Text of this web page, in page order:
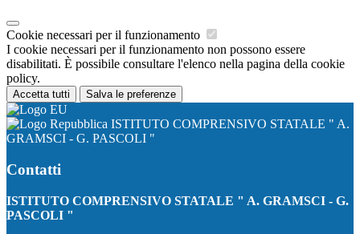
Cookie necessari per il funzionamento
I cookie necessari per il funzionamento non possono essere
disabilitati. È possibile consultare l'elenco nella pagina della cookie
policy.
Accetta tutti Salva le preferenze
ISTITUTO COMPRENSIVO STATALE " A.
GRAMSCI - G. PASCOLI "
Contatti
ISTITUTO COMPRENSIVO STATALE " A. GRAMSCI - G.
PASCOLI "